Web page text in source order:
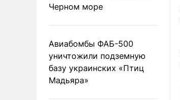
Черном море
Авиабомбы ФАБ-500
уничтожили подземную
базу украинских «Птиц
Мадьяра»